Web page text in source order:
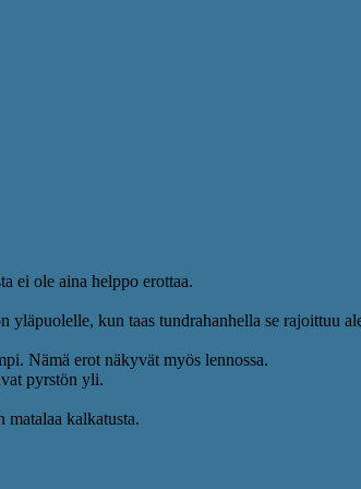
ei ole aina helppo erottaa.
kun taas tundrahanhella se rajoittuu
Nämä erot näkyvät myös lennossa.
pyrstön yli.
kalkatusta.